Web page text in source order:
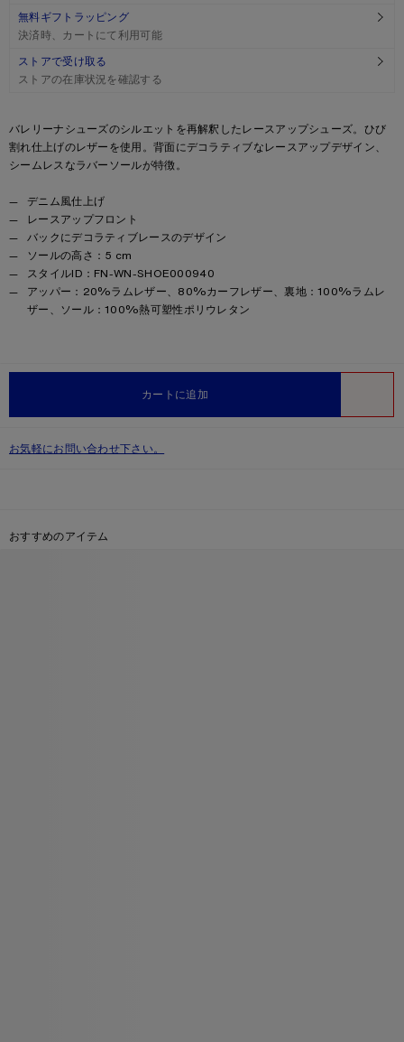
カートに追加
無料ギフトラッピング
決済時、カートにて利用可能
ストアで受け取る
ストアの在庫状況を確認する
Product description
バレリーナシューズのシルエットを再解釈したレースアップシューズ。ひび
割れ仕上げのレザーを使用。背面にデコラティブなレースアップデザイン、
シームレスなラバーソールが特徴。
Product details
デニム風仕上げ
レースアップフロント
バックにデコラティブレースのデザイン
ソールの高さ：5 cm
スタイルID：FN-WN-SHOE000940
Product information
アッパー：20%ラムレザー、80%カーフレザー、裏地：100%ラムレ
ザー、ソール：100%熱可塑性ポリウレタン
お気軽にお問い合わせ下さい。
おすすめのアイテム